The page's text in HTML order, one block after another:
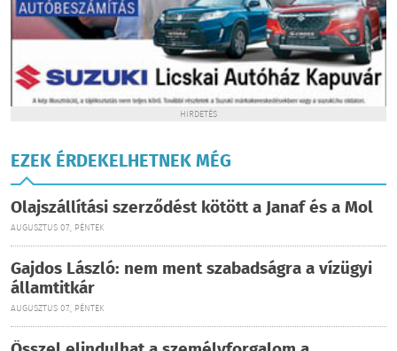
HIRDETÉS
EZEK ÉRDEKELHETNEK MÉG
Olajszállítási szerződést kötött a Janaf és a Mol
AUGUSZTUS 07., PÉNTEK
Gajdos László: nem ment szabadságra a vízügyi
államtitkár
AUGUSZTUS 07., PÉNTEK